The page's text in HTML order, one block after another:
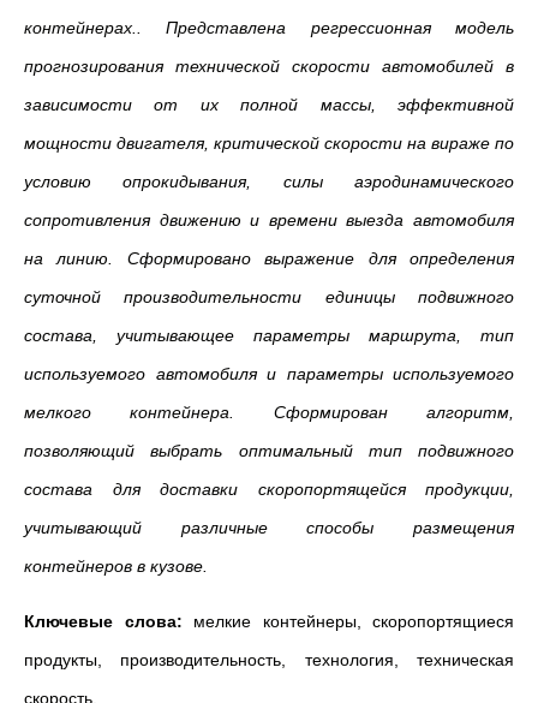
контейнерах.. Представлена регрессионная модель
прогнозирования технической скорости автомобилей в
зависимости от их полной массы, эффективной
мощности двигателя, критической скорости на вираже по
условию опрокидывания, силы аэродинамического
сопротивления движению и времени выезда автомобиля
на линию. Сформировано выражение для определения
суточной производительности единицы подвижного
состава, учитывающее параметры маршрута, тип
используемого автомобиля и параметры используемого
мелкого контейнера. Сформирован алгоритм,
позволяющий выбрать оптимальный тип подвижного
состава для доставки скоропортящейся продукции,
учитывающий различные способы размещения
контейнеров в кузове.
Ключевые слова: мелкие контейнеры, скоропортящиеся
продукты, производительность, технология, техническая
скорость.